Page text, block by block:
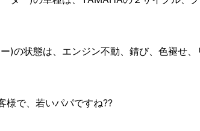
)の状態は、エンジン不動、錆び、色褪せ
様で、若いパパですね??